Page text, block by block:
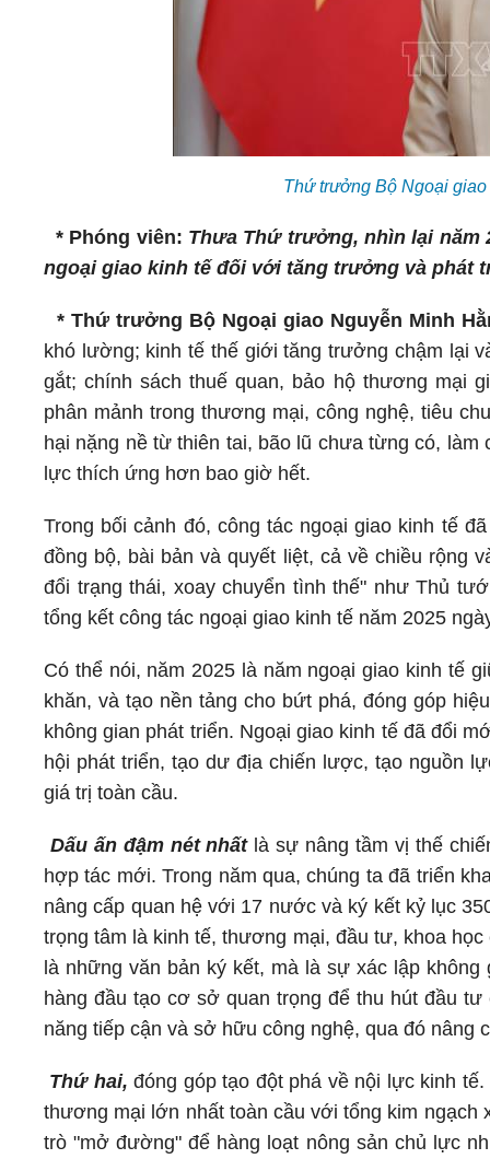
Thứ trưởng Bộ Ngoại
* Phóng viên: Thưa Thứ trưởng, nhìn lại năm
ngoại giao kinh tế đối với tăng trưởng và phát
* Thứ trưởng Bộ Ngoại giao Nguyễn Minh
khó lường; kinh tế thế giới tăng trưởng chậm lại
gắt; chính sách thuế quan, bảo hộ thương mại
phân mảnh trong thương mại, công nghệ, tiêu
hại nặng nề từ thiên tai, bão lũ chưa từng có,
lực thích ứng hơn bao giờ hết.
Trong bối cảnh đó, công tác ngoại giao kinh tế
đồng bộ, bài bản và quyết liệt, cả về chiều rộng
đổi trạng thái, xoay chuyển tình thế" như Thủ
tổng kết công tác ngoại giao kinh tế năm 2025
Có thể nói, năm 2025 là năm ngoại giao kinh tế
khăn, và tạo nền tảng cho bứt phá, đóng góp
không gian phát triển. Ngoại giao kinh tế đã đổi
hội phát triển, tạo dư địa chiến lược, tạo nguồn
giá trị toàn cầu.
Dấu ấn đậm nét nhất là sự nâng tầm vị thế
hợp tác mới. Trong năm qua, chúng ta đã triển
nâng cấp quan hệ với 17 nước và ký kết kỷ lục
trọng tâm là kinh tế, thương mại, đầu tư, khoa
là những văn bản ký kết, mà là sự xác lập
hàng đầu tạo cơ sở quan trọng để thu hút đầu
năng tiếp cận và sở hữu công nghệ, qua đó nâng
Thứ hai, đóng góp tạo đột phá về nội lực kinh
thương mại lớn nhất toàn cầu với tổng kim ngạch
trò "mở đường" để hàng loạt nông sản chủ lực